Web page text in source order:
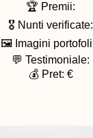
🏆 Premii:
🎖️ Nunti verificate:
🖼️ Imagini
💬 Testimoniale:
💰 Pret: €